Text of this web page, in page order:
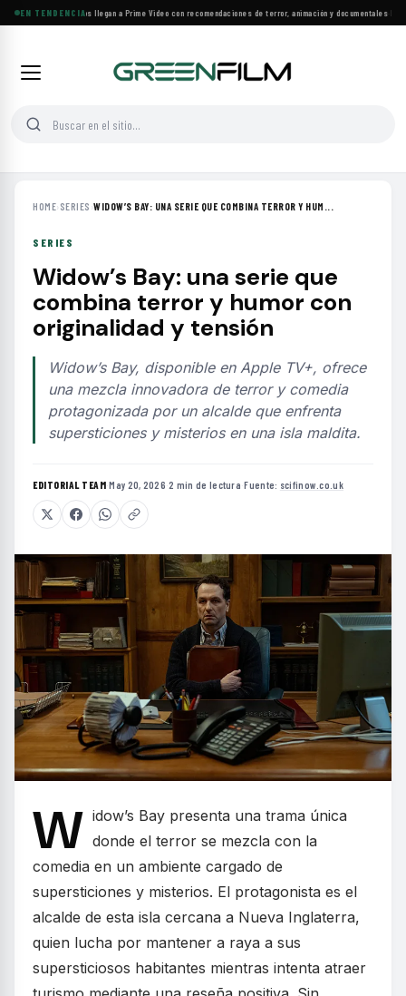
EN TENDENCIA
Más de 160 estrenos llegan a Prime Video con recomendaciones de terror, animación y documentales·Las
HOME› SERIES ›WIDOW’S BAY: UNA SERIE QUE COMBINA TERROR Y HUM...
SERIES
Widow’s Bay: una serie que
combina terror y humor con
originalidad y tensión
Widow’s Bay, disponible en Apple TV+, ofrece
una mezcla innovadora de terror y comedia
protagonizada por un alcalde que enfrenta
supersticiones y misterios en una isla maldita.
EDITORIAL TEAM·May 20, 2026·2 min de lectura·Fuente: scifinow.co.uk
W idow’s Bay presenta una trama única
donde el terror se mezcla con la
comedia en un ambiente cargado de
supersticiones y misterios. El protagonista es el
alcalde de esta isla cercana a Nueva Inglaterra,
quien lucha por mantener a raya a sus
supersticiosos habitantes mientras intenta atraer